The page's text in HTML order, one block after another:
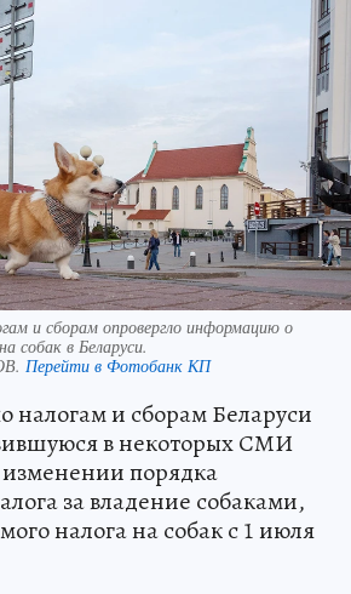
и сборам опровергло информацию о
собак в Беларуси.
Перейти в Фотобанк КП
налогам и сборам Беларуси
в некоторых СМИ
порядка
за владение собаками,
налога на собак с 1 июля